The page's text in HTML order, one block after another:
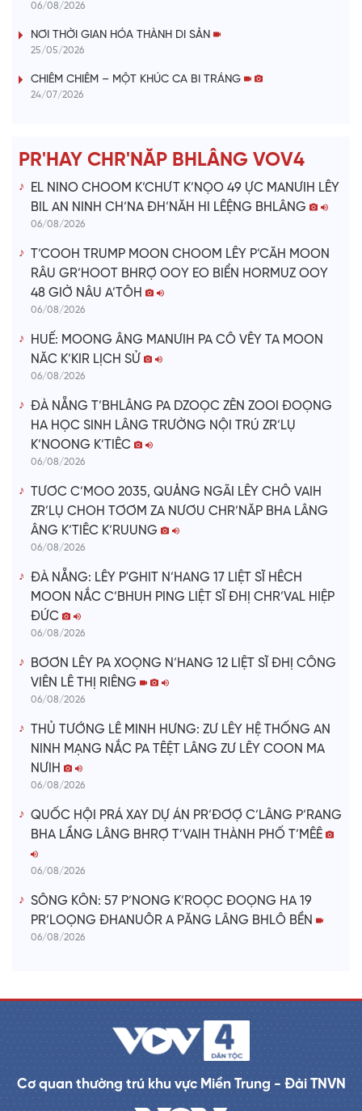
V
i
e
o
06/08/2026
NƠI THỜI GIAN HÓA THÀNH DI SẢN
25/05/2026
CHIÊM CHIÊM – MỘT KHÚC CA BI TRÁNG
24/07/2026
PR'HAY CHR'NĂP BHLÂNG VOV4
EL NINO CHOOM K’CHƯT K’NỌO 49 ỰC MANƯIH LÊY
BIL AN NINH CH’NA ĐH’NĂH HI LÊỆNG BHLÂNG
06/08/2026
T’COOH TRUMP MOON CHOOM LÊY P’CĂH MOON
RÂU GR’HOOT BHRỢ OOY EO BIỂN HORMUZ OOY
48 GIỜ NÂU A’TÔH
06/08/2026
HUẾ: MOONG ÂNG MANƯIH PA CÔ VÊY TA MOON
NĂC K’KIR LỊCH SỬ
06/08/2026
ĐÀ NẴNG T’BHLÂNG PA DZOỌC ZÊN ZOOI ĐOỌNG
HA HỌC SINH LÂNG TRƯỜNG NỘI TRÚ ZR’LỤ
K’NOONG K’TIÊC
06/08/2026
TƯƠC C’MOO 2035, QUẢNG NGÃI LÊY CHÔ VAIH
ZR’LỤ CHOH TƠƠM ZA NƯƠU CHR’NĂP BHA LÂNG
ÂNG K’TIÊC K’RUUNG
06/08/2026
ĐÀ NẴNG: LÊY P'GHIT N’HANG 17 LIỆT SĨ HÊCH
MOON NẮC C’BHUH PING LIỆT SĨ ĐHỊ CHR’VAL HIỆP
ĐỨC
06/08/2026
BƠƠN LÊY PA XOỌNG N’HANG 12 LIỆT SĨ ĐHỊ CÔNG
VIÊN LÊ THỊ RIÊNG
06/08/2026
THỦ TƯỚNG LÊ MINH HƯNG: ZƯ LÊY HỆ THỐNG AN
NINH MẠNG NẮC PA TÊỆT LÂNG ZƯ LÊY COON MA
NƯIH
06/08/2026
QUỐC HỘI PRÁ XAY DỰ ÁN PR’ĐƠỢ C’LÂNG P’RANG
BHA LẦNG LÂNG BHRỢ T’VAIH THÀNH PHỐ T’MÊÊ
06/08/2026
SÔNG KÔN: 57 P’NONG K’ROỌC ĐOỌNG HA 19
PR’LOỌNG ĐHANUÔR A PĂNG LÂNG BHLÔ BỀN
06/08/2026
Cơ quan thường trú khu vực Miền Trung - Đài TNVN